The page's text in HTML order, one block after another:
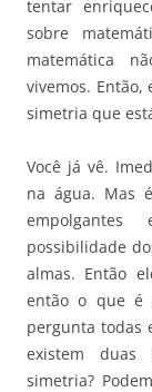
tentar
sobre
matemática
vivemos.
simetria que
Você já vê.
na água. Mas
possibilidade
almas. Então
então o que é
pergunta todas
existem duas
simetria?